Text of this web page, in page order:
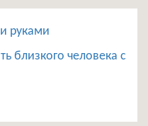
руками
близкого человека с